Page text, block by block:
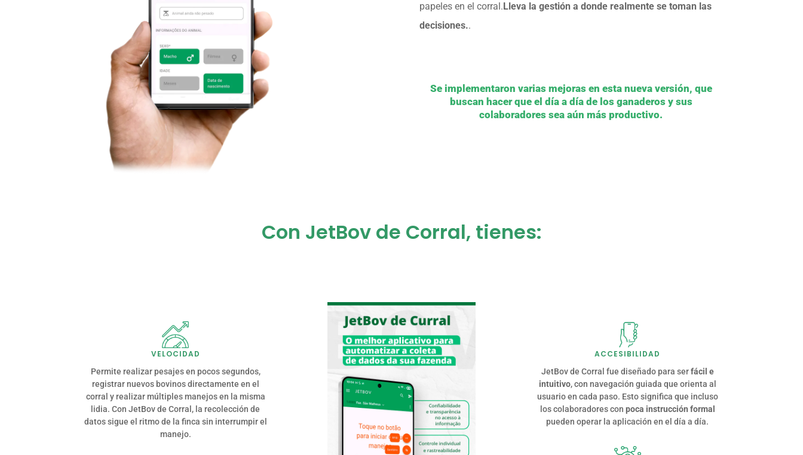
papeles en el corral. Lleva la gestión a donde realmente se toman las
decisiones..
Se implementaron varias mejoras en esta nueva versión, que
buscan hacer que el día a día de los ganaderos y sus
colaboradores sea aún más productivo.
Con JetBov de Corral, tienes:
VELOCIDAD
Permite realizar pesajes en pocos segundos,
registrar nuevos bovinos directamente en el
corral y realizar múltiples manejos en la misma
lidia. Con JetBov de Corral, la recolección de
datos sigue el ritmo de la finca sin interrumpir el
manejo.
ACCESIBILIDAD
JetBov de Corral fue diseñado para serfácil e
intuitivo, con navegación guiada que orienta al
usuario en cada paso. Esto significa que incluso
los colaboradores con poca instrucción formal
pueden operar la aplicación en el día a día.